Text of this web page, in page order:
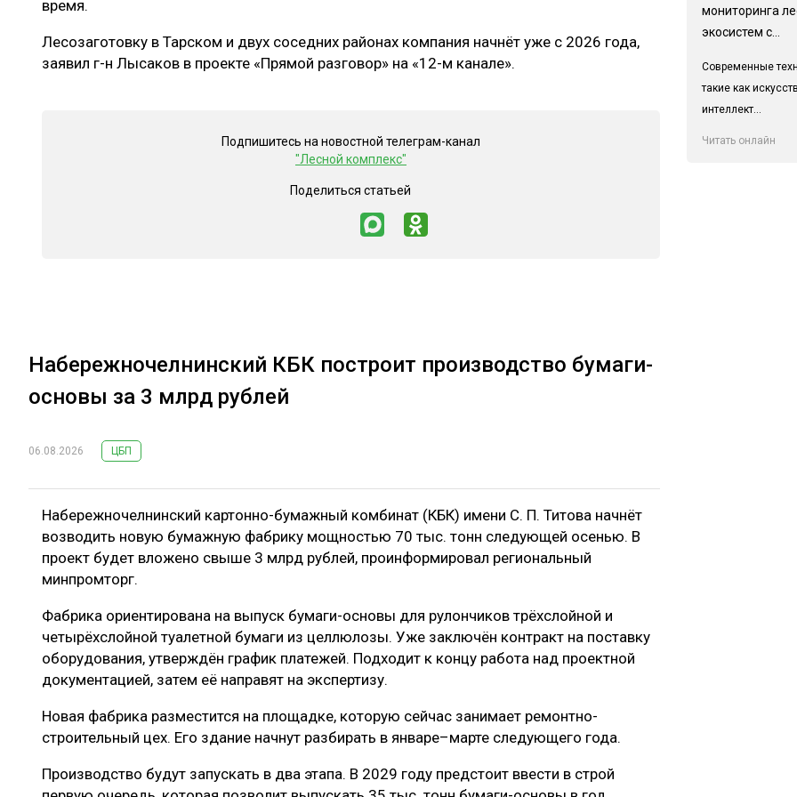
время.
Лесозаготовку в Тарском и двух соседних районах компания начнёт уже с 2026 года,
заявил г-н Лысаков в проекте «Прямой разговор» на «12-м канале».
Подпишитесь на новостной телеграм-канал
"Лесной комплекс"
Поделиться статьей
Набережночелнинский КБК построит производство бумаги-
основы за 3 млрд рублей
06.08.2026 ЦБП
Набережночелнинский картонно-бумажный комбинат (КБК) имени С. П. Титова начнёт
возводить новую бумажную фабрику мощностью 70 тыс. тонн следующей осенью. В
проект будет вложено свыше 3 млрд рублей, проинформировал региональный
минпромторг.
Фабрика ориентирована на выпуск бумаги-основы для рулончиков трёхслойной и
четырёхслойной туалетной бумаги из целлюлозы. Уже заключён контракт на поставку
оборудования, утверждён график платежей. Подходит к концу работа над проектной
документацией, затем её направят на экспертизу.
Новая фабрика разместится на площадке, которую сейчас занимает ремонтно-
строительный цех. Его здание начнут разбирать в январе–марте следующего года.
Производство будут запускать в два этапа. В 2029 году предстоит ввести в строй
мониторинга
экосистем с...
Современные
такие как
интеллект...
Читать онлайн